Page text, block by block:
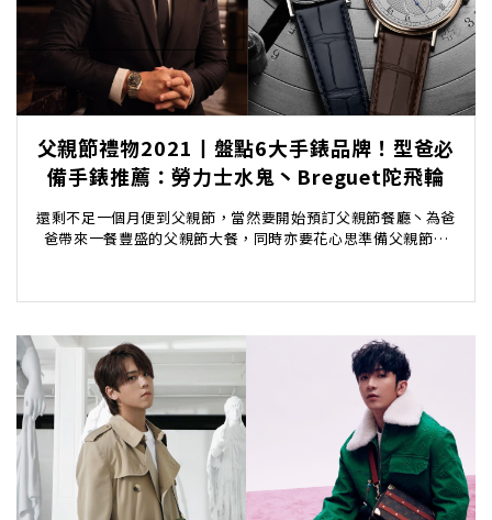
父親節禮物2021丨盤點6大手錶品牌！型爸必
備手錶推薦：勞力士水鬼丶Breguet陀飛輪
還剩不足一個月便到父親節，當然要開始預訂父親節餐廳丶為爸
爸帶來一餐豐盛的父親節大餐，同時亦要花心思準備父親節禮